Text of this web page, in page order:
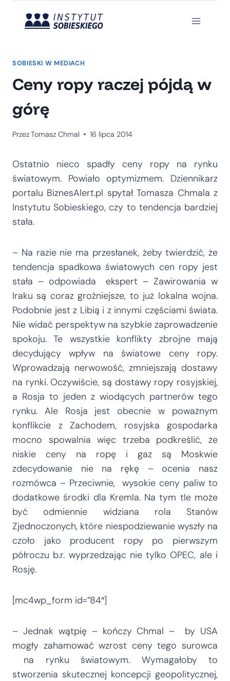
SOBIESKI W MEDIACH
Ceny ropy raczej pójdą w
górę
PrzezTomasz Chmal 16 lipca 2014
Ostatnio nieco spadły ceny ropy na rynku
światowym. Powiało optymizmem. Dziennikarz
portalu BiznesAlert.pl spytał Tomasza Chmala z
Instytutu Sobieskiego, czy to tendencja bardziej
stała.
– Na razie nie ma przesłanek, żeby twierdzić, że
tendencja spadkowa światowych cen ropy jest
stała – odpowiada ekspert – Zawirowania w
Iraku są coraz groźniejsze, to już lokalna wojna.
Podobnie jest z Libią i z innymi częściami świata.
Nie widać perspektyw na szybkie zaprowadzenie
spokoju. Te wszystkie konflikty zbrojne mają
decydujący wpływ na światowe ceny ropy.
Wprowadzają nerwowość, zmniejszają dostawy
na rynki. Oczywiście, są dostawy ropy rosyjskiej,
a Rosja to jeden z wiodących partnerów tego
rynku. Ale Rosja jest obecnie w poważnym
konflikcie z Zachodem, rosyjska gospodarka
mocno spowalnia więc trzeba podkreślić, że
niskie ceny na ropę i gaz są Moskwie
zdecydowanie nie na rękę – ocenia nasz
rozmówca – Przeciwnie, wysokie ceny paliw to
dodatkowe środki dla Kremla. Na tym tle może
być odmiennie widziana rola Stanów
Zjednoczonych, które niespodziewanie wyszły na
czoło jako producent ropy po pierwszym
półroczu b.r. wyprzedzając nie tylko OPEC, ale i
Rosję.
[mc4wp_form id=”84″]
– Jednak wątpię – kończy Chmal – by USA
mogły zahamować wzrost ceny tego surowca
na rynku światowym. Wymagałoby to
stworzenia skutecznej koncepcji geopolitycznej,